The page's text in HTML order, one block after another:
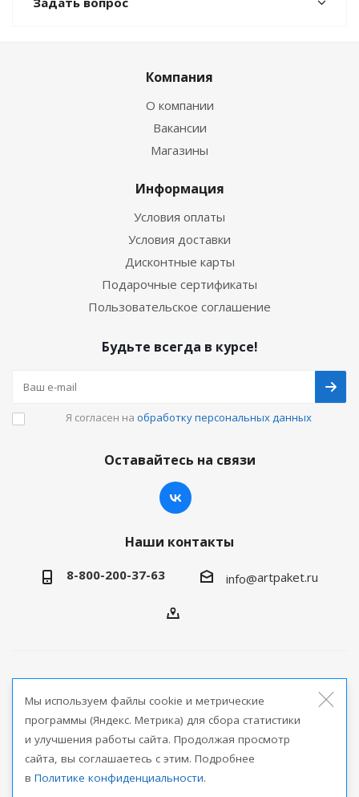
Компания
О компании
Вакансии
Магазины
Информация
Условия оплаты
Условия доставки
Дисконтные карты
Подарочные сертификаты
Пользовательское соглашение
Будьте всегда в курсе!
Я согласен на обработку персональных данных
Оставайтесь на связи
Наши контакты
8-800-200-37-63 info@artpaket.ru
продукции
Версия для печати
Мы используем файлы cookie и метрические
программы (Яндекс. Метрика) для сбора статистики
и улучшения работы сайта. Продолжая просмотр
сайта, вы соглашаетесь с этим. Подробнее
в Политике конфиденциальности.